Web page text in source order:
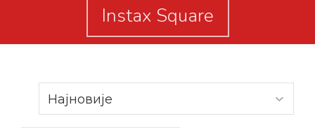
Instax Square